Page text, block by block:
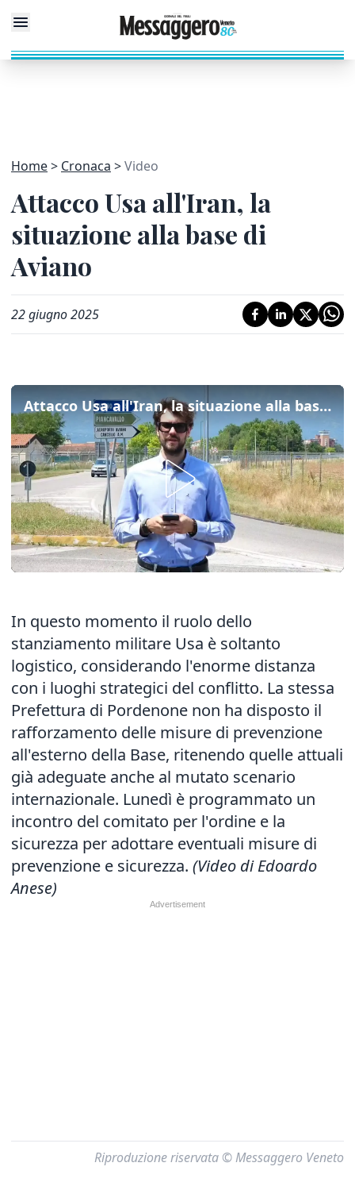
Home Cronaca Video
Attacco Usa all'Iran, la
situazione alla base di
Aviano
22 giugno 2025
Attacco Usa all'Iran, la situazione alla base di Aviano
In questo momento il ruolo dello
stanziamento militare Usa è soltanto
logistico, considerando l'enorme distanza
con i luoghi strategici del conflitto. La stessa
Prefettura di Pordenone non ha disposto il
rafforzamento delle misure di prevenzione
all'esterno della Base, ritenendo quelle attuali
già adeguate anche al mutato scenario
internazionale. Lunedì è programmato un
incontro del comitato per l'ordine e la
sicurezza per adottare eventuali misure di
prevenzione e sicurezza. (Video di Edoardo
Anese)
Riproduzione riservata © Messaggero Veneto